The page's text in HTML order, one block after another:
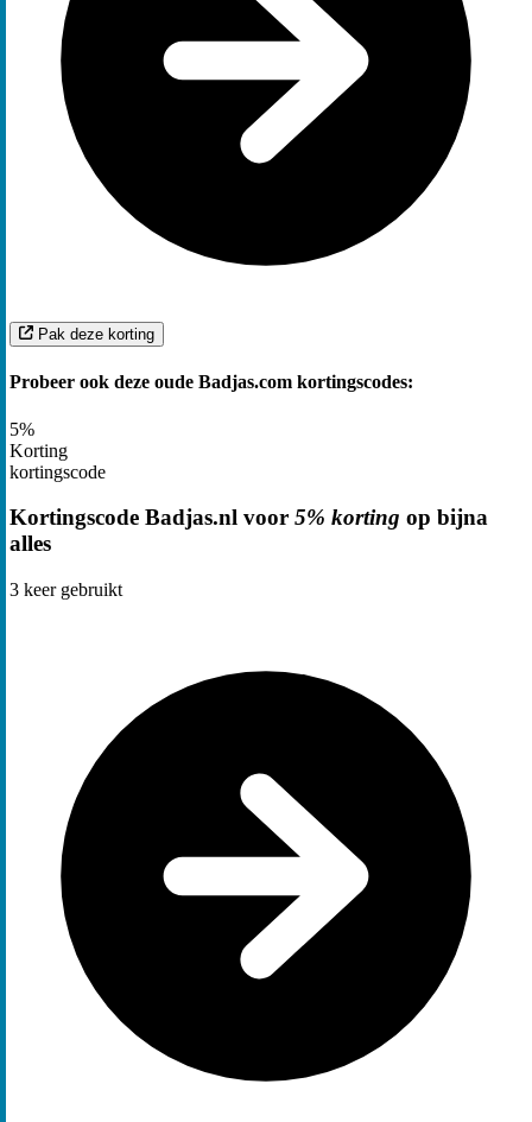
Pak deze korting
Probeer ook deze oude Badjas.com kortingscodes:
5%
Korting
kortingscode
Kortingscode Badjas.nl voor 5% korting op bijna
alles
3 keer gebruikt